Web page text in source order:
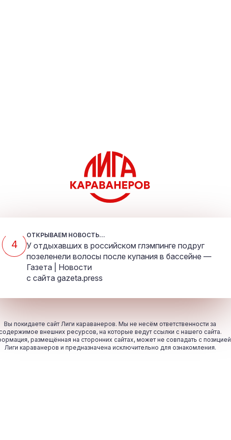
4
ОТКРЫВАЕМ НОВОСТЬ...
У отдыхавших в российском глэмпинге подруг
позеленели волосы после купания в бассейне —
Газета | Новости
с сайта gazeta.press
Вы покидаете сайт Лиги караванеров. Мы не несём ответственности за
внешних ресурсов, на которые ведут ссылки с нашего сайта.
размещённая на сторонних сайтах, может не совпадать с позицией
Лиги караванеров и предназначена исключительно для ознакомления.